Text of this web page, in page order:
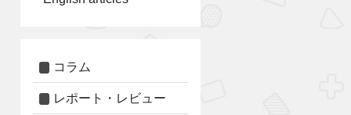
コラム
レポート・レビュー